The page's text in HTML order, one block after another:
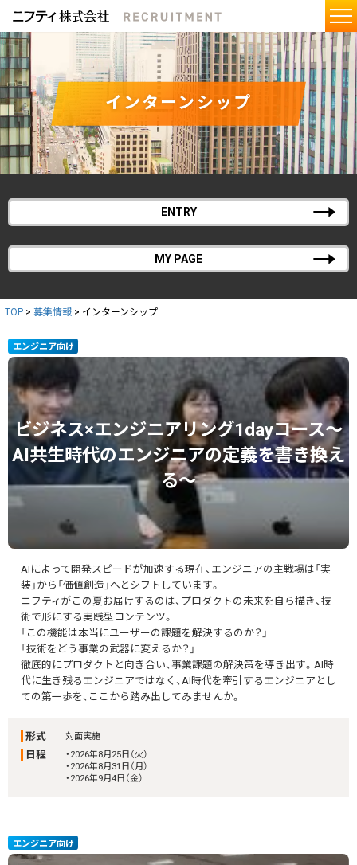
インターンシップ
ENTRY
MY PAGE
TOP > 募集情報 > インターンシップ
エンジニア向け
ビジネス×エンジニアリング1dayコース～
AI共生時代のエンジニアの定義を書き換え
る～
AIによって開発スピードが加速する現在、エンジニアの主戦場は「実
装」から「価値創造」へとシフトしています。
ニフティがこの夏お届けするのは、プロダクトの未来を自ら描き、技
術で形にする実践型コンテンツ。
「この機能は本当にユーザーの課題を解決するのか？」
「技術をどう事業の武器に変えるか？」
徹底的にプロダクトと向き合い、事業課題の解決策を導き出す。AI時
代に生き残るエンジニアではなく、AI時代を牽引するエンジニアとし
ての第一歩を、ここから踏み出してみませんか。
形式 対面実施
日程
・2026年8月25日（火）
・2026年8月31日（月）
・2026年9月4日（金）
エンジニア向け